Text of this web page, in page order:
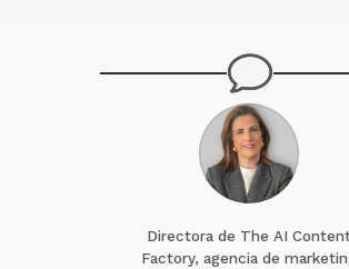
Directora de The AI
Factory, agencia de